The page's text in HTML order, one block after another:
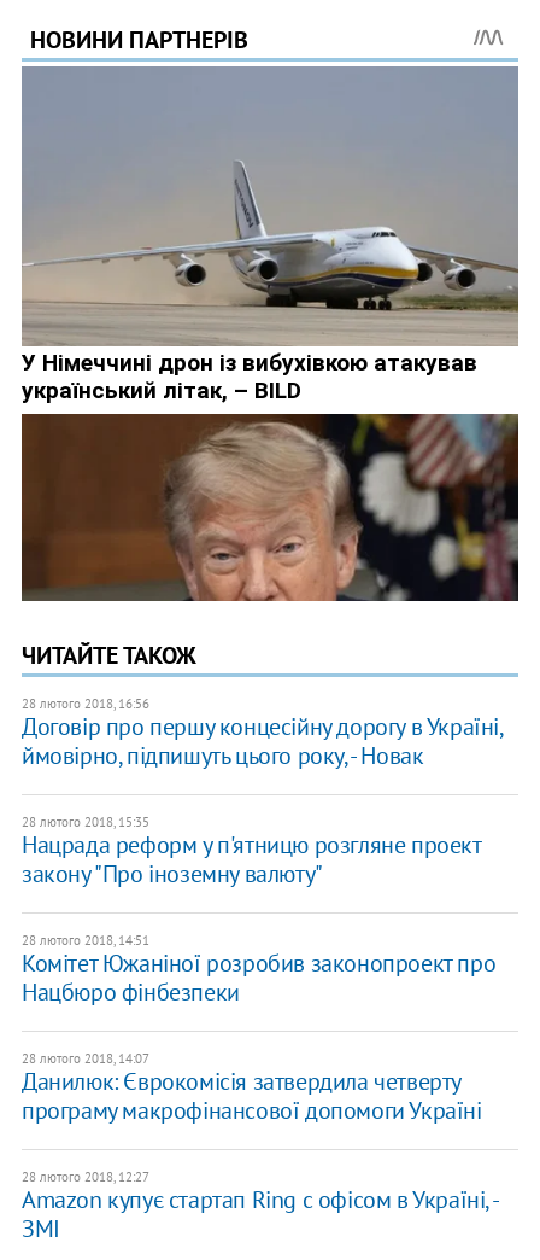
ЧИТАЙТЕ ТАКОЖ
28 лютого 2018, 16:56
Договір про першу концесійну дорогу в Україні,
ймовірно, підпишуть цього року, - Новак
28 лютого 2018, 15:35
Нацрада реформ у п'ятницю розгляне проект
закону "Про іноземну валюту"
28 лютого 2018, 14:51
Комітет Южаніної розробив законопроект про
Нацбюро фінбезпеки
28 лютого 2018, 14:07
Данилюк: Єврокомісія затвердила четверту
програму макрофінансової допомоги Україні
28 лютого 2018, 12:27
Amazon купує стартап Ring c офісом в Україні, -
ЗМІ